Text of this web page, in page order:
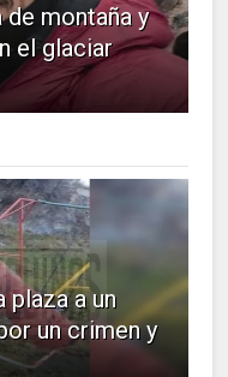
de montaña y
el glaciar
plaza a un
un crimen y